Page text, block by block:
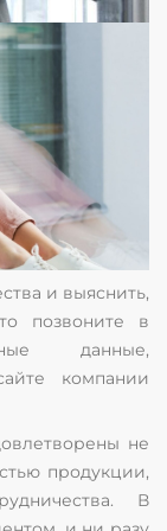
и выяснить,
позвоните в
данные,
компании
не
продукции,
В